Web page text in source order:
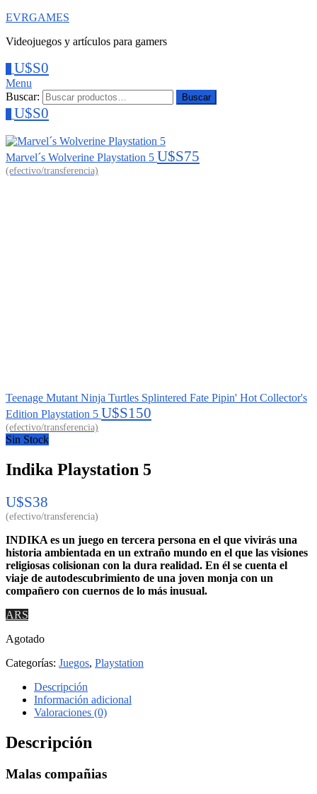
EVRGAMES
Videojuegos y artículos para gamers
U$S0
Menu
Buscar:
Buscar
U$S0
Marvel´s Wolverine Playstation 5 U$S75
Teenage Mutant Ninja Turtles Splintered Fate Pipin' Hot Collector's
Edition Playstation 5 U$S150
Sin Stock
Indika Playstation 5
U$S38
INDIKA es un juego en tercera persona en el que vivirás una
historia ambientada en un extraño mundo en el que las visiones
religiosas colisionan con la dura realidad. En él se cuenta el
viaje de autodescubrimiento de una joven monja con un
compañero con cuernos de lo más inusual.
ARS
Agotado
Categorías: Juegos, Playstation
Descripción
Información adicional
Valoraciones (0)
Descripción
Malas compañias